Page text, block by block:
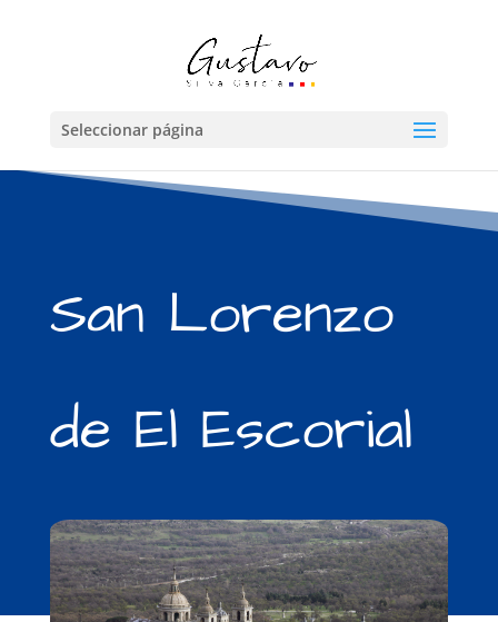
Seleccionar página
San Lorenzo
de El Escorial